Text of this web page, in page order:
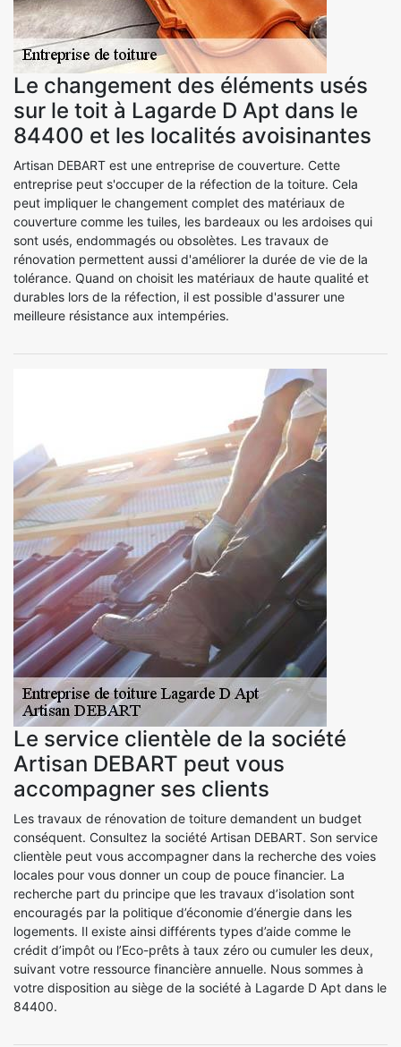
Le changement des éléments usés
sur le toit à Lagarde D Apt dans le
84400 et les localités avoisinantes
Artisan DEBART est une entreprise de couverture. Cette
entreprise peut s'occuper de la réfection de la toiture. Cela
peut impliquer le changement complet des matériaux de
couverture comme les tuiles, les bardeaux ou les ardoises qui
sont usés, endommagés ou obsolètes. Les travaux de
rénovation permettent aussi d'améliorer la durée de vie de la
tolérance. Quand on choisit les matériaux de haute qualité et
durables lors de la réfection, il est possible d'assurer une
meilleure résistance aux intempéries.
Le service clientèle de la société
Artisan DEBART peut vous
accompagner ses clients
Les travaux de rénovation de toiture demandent un budget
conséquent. Consultez la société Artisan DEBART. Son service
clientèle peut vous accompagner dans la recherche des voies
locales pour vous donner un coup de pouce financier. La
recherche part du principe que les travaux d’isolation sont
encouragés par la politique d’économie d’énergie dans les
logements. Il existe ainsi différents types d’aide comme le
crédit d’impôt ou l’Eco-prêts à taux zéro ou cumuler les deux,
suivant votre ressource financière annuelle. Nous sommes à
votre disposition au siège de la société à Lagarde D Apt dans le
84400.